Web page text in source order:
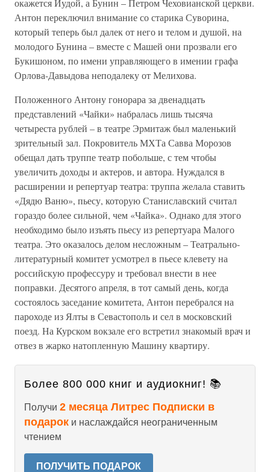
окажется Иудой, а Бунин – Петром Чеховианской церкви.
Антон переключил внимание со старика Суворина,
который теперь был далек от него и телом и душой, на
молодого Бунина – вместе с Машей они прозвали его
Букишоном, по имени управляющего в имении графа
Орлова-Давыдова неподалеку от Мелихова.
Положенного Антону гонорара за двенадцать
представлений «Чайки» набралась лишь тысяча
четыреста рублей – в театре Эрмитаж был маленький
зрительный зал. Покровитель МХТа Савва Морозов
обещал дать труппе театр побольше, с тем чтобы
увеличить доходы и актеров, и автора. Нуждался в
расширении и репертуар театра: труппа желала ставить
«Дядю Ваню», пьесу, которую Станиславский считал
гораздо более сильной, чем «Чайка». Однако для этого
необходимо было изъять пьесу из репертуара Малого
театра. Это оказалось делом несложным – Театрально-
литературный комитет усмотрел в пьесе клевету на
российскую профессуру и требовал внести в нее
поправки. Десятого апреля, в тот самый день, когда
состоялось заседание комитета, Антон перебрался на
пароходе из Ялты в Севастополь и сел в московский
поезд. На Курском вокзале его встретил знакомый врач и
отвез в жарко натопленную Машину квартиру.
Более 800 000 книг и аудиокниг! 📚
Получи 2 месяца Литрес Подписки в
подарок и наслаждайся неограниченным
чтением
ПОЛУЧИТЬ ПОДАРОК